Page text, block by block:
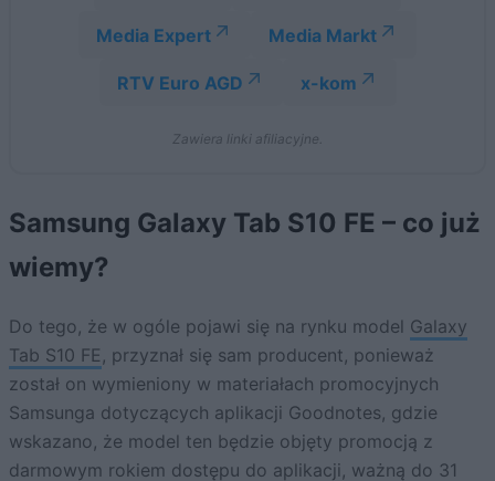
Media Expert Media Markt
RTV Euro AGD x-kom
Zawiera linki afiliacyjne.
Samsung Galaxy Tab S10 FE – co już
wiemy?
Do tego, że w ogóle pojawi się na rynku model Galaxy
Tab S10 FE , przyznał się sam producent, ponieważ
został on wymieniony w materiałach promocyjnych
Samsunga dotyczących aplikacji Goodnotes, gdzie
wskazano, że model ten będzie objęty promocją z
darmowym rokiem dostępu do aplikacji, ważną do 31